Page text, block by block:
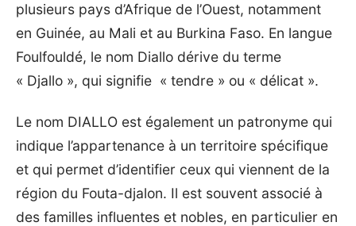
plusieurs pays d’Afrique de l’Ouest, notamment
en Guinée, au Mali et au Burkina Faso. En langue
Foulfouldé, le nom Diallo dérive du terme
« Djallo », qui signifie « tendre » ou « délicat ».
Le nom DIALLO est également un patronyme qui
indique l’appartenance à un territoire spécifique
et qui permet d’identifier ceux qui viennent de la
région du Fouta-djalon. Il est souvent associé à
des familles influentes et nobles, en particulier en